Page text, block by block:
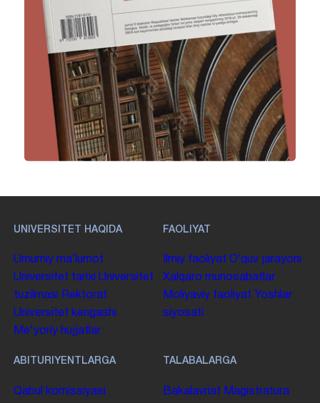
UNIVERSITET HAQIDA
Umumiy maʼlumot
Universitet tarixi Universitet
tuzilmasi
Rektorat
Universitet kengashi
Me'yoriy hujjatlar
FAOLIYAT
Ilmiy faoliyat Oʻquv jarayoni
Xalqaro munosabatlar
Moliyaviy faoliyat Yoshlar
siyosati
ABITURIYENTLARGA
Qabul komissiyasi
TALABALARGA
Bakalavriat Magistratura